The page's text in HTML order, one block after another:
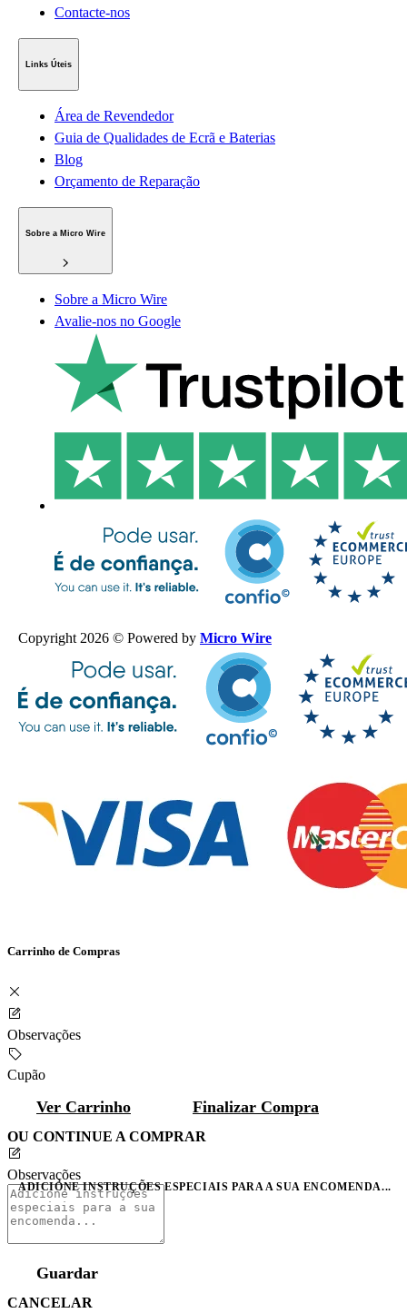
Contacte-nos
Links Úteis
Área de Revendedor
Guia de Qualidades de Ecrã e Baterias
Blog
Orçamento de Reparação
Sobre a Micro Wire
Sobre a Micro Wire
Avalie-nos no Google
Copyright 2026 © Powered by Micro Wire
Carrinho de Compras
Observações
Cupão
Ver Carrinho Finalizar Compra
OU CONTINUE A COMPRAR
Observações
ADICIONE INSTRUÇÕES ESPECIAIS PARA A SUA ENCOMENDA...
Guardar
CANCELAR